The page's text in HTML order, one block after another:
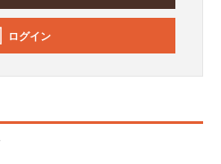
ログイン